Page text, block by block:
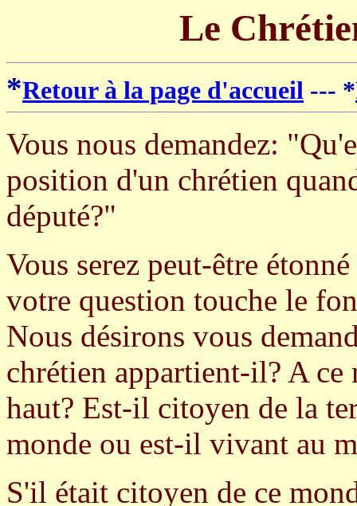
Le
*Retour à la page d'accueil --- *
Vous nous demandez:
position d'un chrétien
député?"
Vous serez peut-être
votre question touche le
Nous désirons vous
chrétien appartient-il? A
haut? Est-il citoyen de la
monde ou est-il vivant au
S'il était citoyen de ce